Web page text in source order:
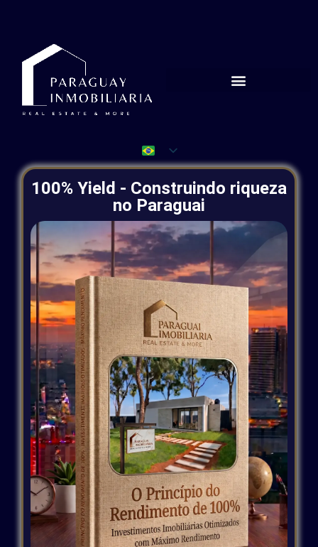
100% Yield - Construindo riqueza
no Paraguai